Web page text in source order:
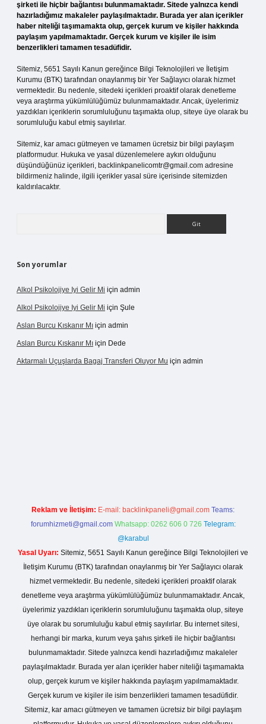
şirketi ile hiçbir bağlantısı bulunmamaktadır. Sitede yalnızca kendi
hazırladığımız makaleler paylaşılmaktadır. Burada yer alan içerikler
haber niteliği taşımamakta olup, gerçek kurum ve kişiler hakkında
paylaşım yapılmamaktadır. Gerçek kurum ve kişiler ile isim
benzerlikleri tamamen tesadüfidir.
Sitemiz, 5651 Sayılı Kanun gereğince Bilgi Teknolojileri ve İletişim
Kurumu (BTK) tarafından onaylanmış bir Yer Sağlayıcı olarak hizmet
vermektedir. Bu nedenle, sitedeki içerikleri proaktif olarak denetleme
veya araştırma yükümlülüğümüz bulunmamaktadır. Ancak, üyelerimiz
yazdıkları içeriklerin sorumluluğunu taşımakta olup, siteye üye olarak bu
sorumluluğu kabul etmiş sayılırlar.
Sitemiz, kar amacı gütmeyen ve tamamen ücretsiz bir bilgi paylaşım
platformudur. Hukuka ve yasal düzenlemelere aykırı olduğunu
düşündüğünüz içerikleri, backlinkpanelicomtr@gmail.com adresine
bildirmeniz halinde, ilgili içerikler yasal süre içerisinde sitemizden
kaldırılacaktır.
Son yorumlar
Alkol Psikolojiye Iyi Gelir Mi için admin
Alkol Psikolojiye Iyi Gelir Mi için Şule
Aslan Burcu Kıskanır Mı için admin
Aslan Burcu Kıskanır Mı için Dede
Aktarmalı Uçuşlarda Bagaj Transferi Oluyor Mu için admin
Reklam ve İletişim: E-mail: backlinkpaneli@gmail.com Teams:
forumhizmeti@gmail.com Whatsapp: 0262 606 0 726 Telegram:
@karabul
Yasal Uyarı: Sitemiz, 5651 Sayılı Kanun gereğince Bilgi Teknolojileri ve
İletişim Kurumu (BTK) tarafından onaylanmış bir Yer Sağlayıcı olarak
hizmet vermektedir. Bu nedenle, sitedeki içerikleri proaktif olarak
denetleme veya araştırma yükümlülüğümüz bulunmamaktadır. Ancak,
üyelerimiz yazdıkları içeriklerin sorumluluğunu taşımakta olup, siteye
üye olarak bu sorumluluğu kabul etmiş sayılırlar. Bu internet sitesi,
herhangi bir marka, kurum veya şahıs şirketi ile hiçbir bağlantısı
bulunmamaktadır. Sitede yalnızca kendi hazırladığımız makaleler
paylaşılmaktadır. Burada yer alan içerikler haber niteliği taşımamakta
olup, gerçek kurum ve kişiler hakkında paylaşım yapılmamaktadır.
Gerçek kurum ve kişiler ile isim benzerlikleri tamamen tesadüfidir.
Sitemiz, kar amacı gütmeyen ve tamamen ücretsiz bir bilgi paylaşım